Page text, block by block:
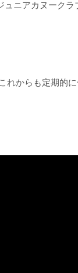
ュニアカヌーク
れからも定期的